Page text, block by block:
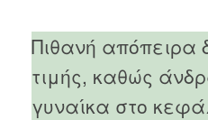
Πιθανή απόπειρα
τιμής, καθώς
γυναίκα στο